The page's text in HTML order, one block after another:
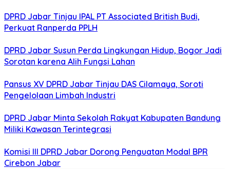
DPRD Jabar Tinjau IPAL PT Associated British Budi,
Perkuat Ranperda PPLH
DPRD Jabar Susun Perda Lingkungan Hidup, Bogor Jadi
Sorotan karena Alih Fungsi Lahan
Pansus XV DPRD Jabar Tinjau DAS Cilamaya, Soroti
Pengelolaan Limbah Industri
DPRD Jabar Minta Sekolah Rakyat Kabupaten Bandung
Miliki Kawasan Terintegrasi
Komisi III DPRD Jabar Dorong Penguatan Modal BPR
Cirebon Jabar